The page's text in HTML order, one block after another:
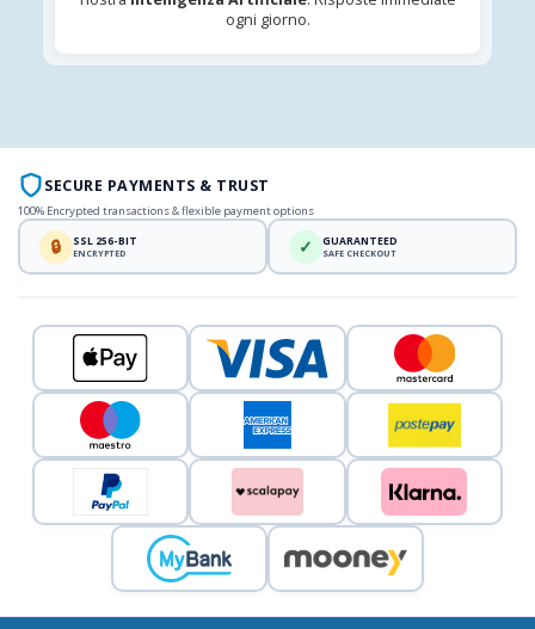
ogni giorno.
SECURE PAYMENTS & TRUST
100% Encrypted transactions & flexible payment options
🔒 SSL 256-BIT
ENCRYPTED ✓ GUARANTEED
SAFE CHECKOUT